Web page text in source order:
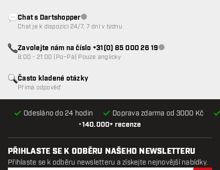
•140.000+ recenze
Odesláno do 24 hodin Doprava zdarma od 3000 Kč
Často kladené otázky
Přímá odpověď
Chat s DartshopperZákaznický servis nedostupný
Chat je k dispozici 24/7, 7 dní v týdnu
Zavolejte nám na číslo +31(0) 85 000 26 19Zákaznický servis
8:00 - 21:00 (Po–Pá) Pouze anglicky
PŘIHLASTE SE K ODBĚRU NAŠEHO NEWSLETTERU
Přihlaste se k odběru newsletteru a získejte nejnovější nabídky.